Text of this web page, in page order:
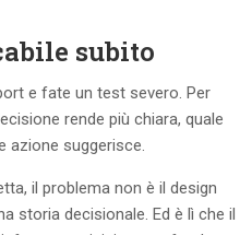
subito
e fate un test severo. Per
rende più chiara, quale
azione suggerisce.
il problema non è il design
storia decisionale. Ed è lì che il